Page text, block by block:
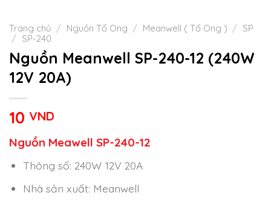
Trang chủ / Nguồn Tổ Ong / Meanwell ( Tổ Ong ) / SP
/ SP-240
Nguồn Meanwell SP-240-12 (240W
12V 20A)
10 VND
Nguồn Meawell SP-240-12
Thông số: 240W 12V 20A
Nhà sản xuất: Meanwell